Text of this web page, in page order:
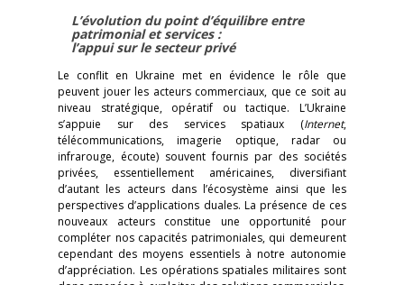
L’évolution du point d’équilibre entre
patrimonial et services :
l’appui sur le secteur privé
Le conflit en Ukraine met en évidence le rôle que
peuvent jouer les acteurs commerciaux, que ce soit au
niveau stratégique, opératif ou tactique. L’Ukraine
s’appuie sur des services spatiaux (Internet,
télécommunications, imagerie optique, radar ou
infrarouge, écoute) souvent fournis par des sociétés
privées, essentiellement américaines, diversifiant
d’autant les acteurs dans l’écosystème ainsi que les
perspectives d’applications duales. La présence de ces
nouveaux acteurs constitue une opportunité pour
compléter nos capacités patrimoniales, qui demeurent
cependant des moyens essentiels à notre autonomie
d’appréciation. Les opérations spatiales militaires sont